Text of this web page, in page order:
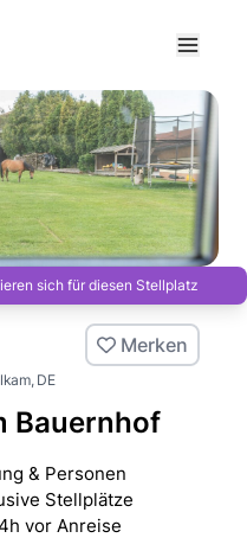
sich für diesen Stellplatz
, DE
Bauernhof
Merken
& Personen
Stellplätze
vor Anreise